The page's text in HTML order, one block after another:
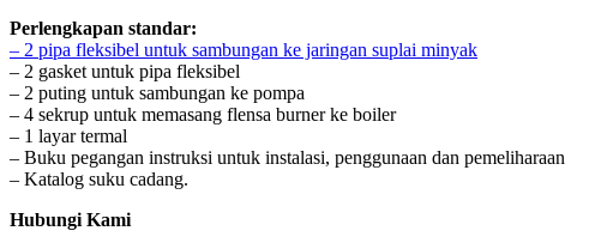
Perlengkapan standar:
– 2 pipa fleksibel untuk sambungan ke jaringan suplai minyak
– 2 gasket untuk pipa fleksibel
– 2 puting untuk sambungan ke pompa
– 4 sekrup untuk memasang flensa burner ke boiler
– 1 layar termal
– Buku pegangan instruksi untuk instalasi, penggunaan dan pemeliharaan
– Katalog suku cadang.
Hubungi Kami